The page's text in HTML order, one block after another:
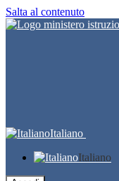
Salta al contenuto
Italiano
Italiano